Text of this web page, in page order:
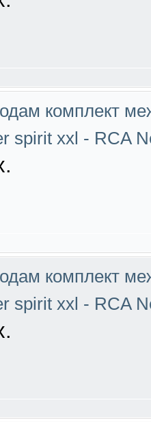
комплект
spirit xxl - RCA
комплект
spirit xxl - RCA